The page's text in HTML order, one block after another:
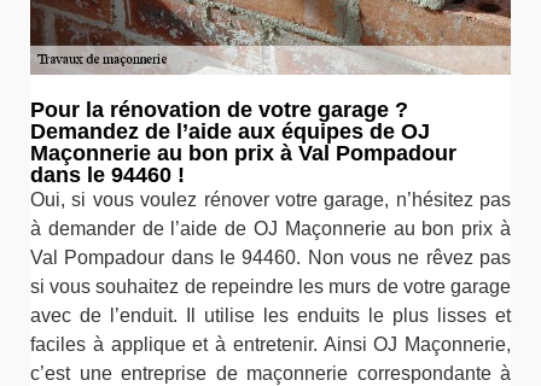
Pour la rénovation de votre garage ?
Demandez de l’aide aux équipes de OJ
Maçonnerie au bon prix à Val Pompadour
dans le 94460 !
Oui, si vous voulez rénover votre garage, n’hésitez pas
à demander de l’aide de OJ Maçonnerie au bon prix à
Val Pompadour dans le 94460. Non vous ne rêvez pas
si vous souhaitez de repeindre les murs de votre garage
avec de l’enduit. Il utilise les enduits le plus lisses et
faciles à applique et à entretenir. Ainsi OJ Maçonnerie,
c’est une entreprise de maçonnerie correspondante à